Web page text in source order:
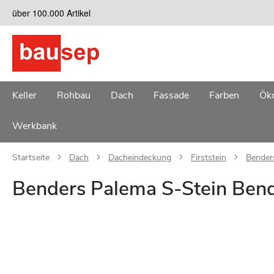
Zum
Inhalt
springen
über 100.000 Artikel
Keller Rohbau Dach Fassade Farben
Werkbank
Startseite Dach Dacheindeckung Firststein
Benders Palema S-Stein